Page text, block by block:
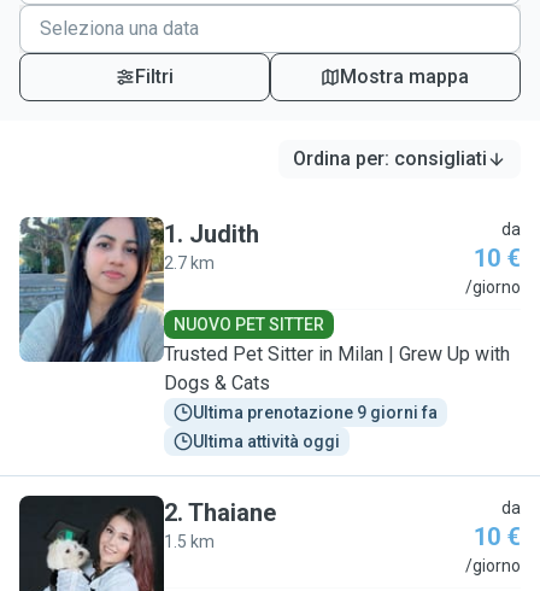
Filtri Mostra mappa
Ordina per: consigliati
J
1. Judith
2.7 km
da
10 €
/giorno
NUOVO PET SITTER
Trusted Pet Sitter in Milan | Grew Up with
Dogs & Cats
Ultima prenotazione 9 giorni fa
Ultima attività oggi
T
2. Thaiane
1.5 km
da
10 €
/giorno